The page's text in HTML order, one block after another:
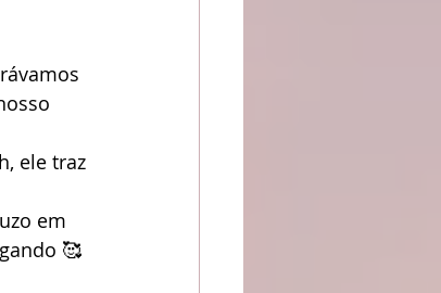
ele traz
🥰